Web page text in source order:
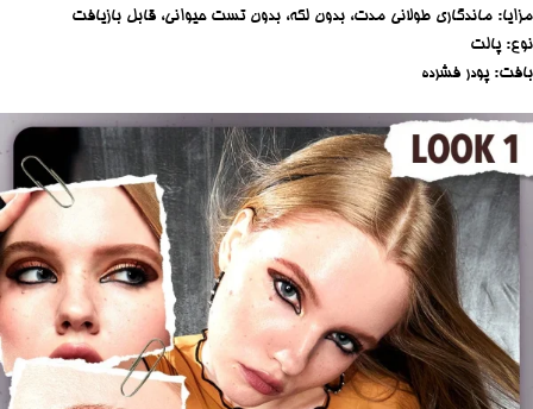
مزایا: ماندگاری طولانی مدت، بدون لکه، بدون تست حیوانی، قابل بازیافت
نوع: پالت
بافت: پودر فشرده